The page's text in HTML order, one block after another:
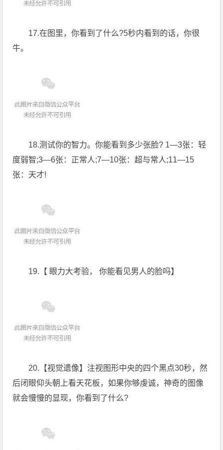
17.在图里，你看到了什么?5秒内看到的话，你很
牛。
18.测试你的智力。你能看到多少张脸? 1—3张：轻
度弱智;3—6张：正常人;7—10张：超与常人;11—15
张：天才!
19.【 眼力大考验， 你能看见男人的脸吗】
20.【视觉遗像】注视图形中央的四个黑点30秒，然
后闭眼仰头朝上看天花板，如果你够虔诚，神奇的图像
就会慢慢的显现，你看到了什么?